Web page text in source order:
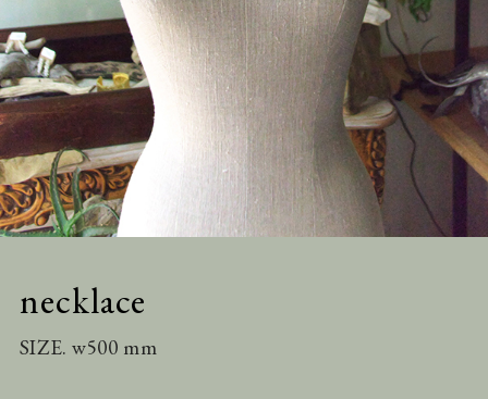
necklace
SIZE. w500 mm